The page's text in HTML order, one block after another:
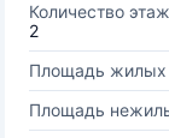
Количество
2
Площадь жилых
Площадь